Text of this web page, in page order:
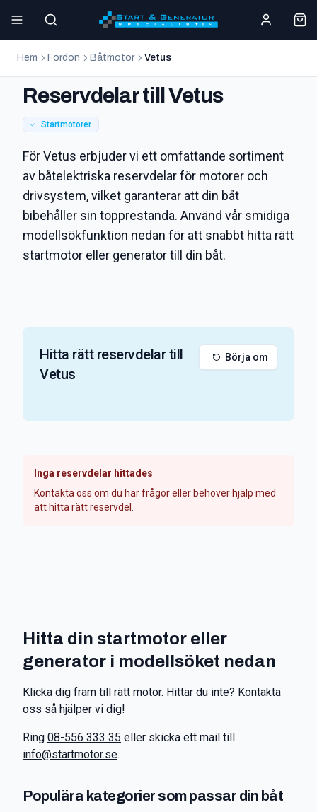
Hem Fordon Båtmotor Vetus
Reservdelar till Vetus
Startmotorer
För Vetus erbjuder vi ett omfattande sortiment
av båtelektriska reservdelar för motorer och
drivsystem, vilket garanterar att din båt
bibehåller sin topprestanda. Använd vår smidiga
modellsökfunktion nedan för att snabbt hitta rätt
startmotor eller generator till din båt.
Hitta rätt reservdelar till
Vetus
Börja om
Inga reservdelar hittades
Kontakta oss om du har frågor eller behöver hjälp med
att hitta rätt reservdel.
Hitta din startmotor eller
generator i modellsöket nedan
Klicka dig fram till rätt motor. Hittar du inte? Kontakta
oss så hjälper vi dig!
Ring 08-556 333 35 eller skicka ett mail till
info@startmotor.se.
Populära kategorier som passar din båt